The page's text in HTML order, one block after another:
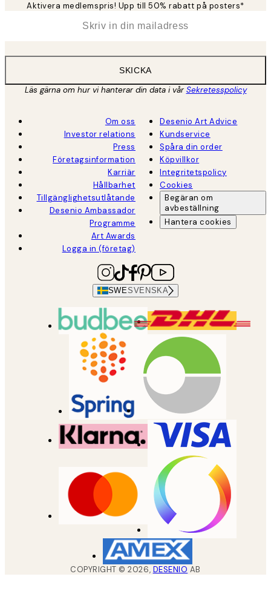
Aktivera medlemspris! Upp till 50% rabatt på posters*
SKICKA
Läs gärna om hur vi hanterar din data i vårSekretesspolicy
Om oss
Investor relations
Press
Företagsinformation
Karriär
Hållbarhet
Tillgänglighetsutlåtande
Desenio Ambassador
Programme
Art Awards
Logga in (företag)
Desenio Art Advice
Kundservice
Spåra din order
Köpvillkor
Integritetspolicy
Cookies
Begäran om
avbeställning
Hantera cookies
SWESVENSKA
COPYRIGHT ©2026, DESENIO AB